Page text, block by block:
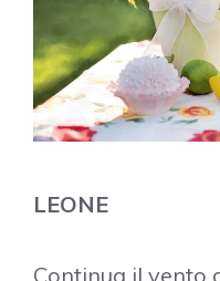
LEONE
Continua il vento